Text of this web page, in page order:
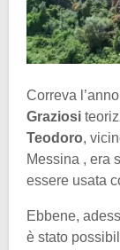
Correva
Graziosi
Teodoro,
Messina , era
essere usata
Ebbene,
è stato